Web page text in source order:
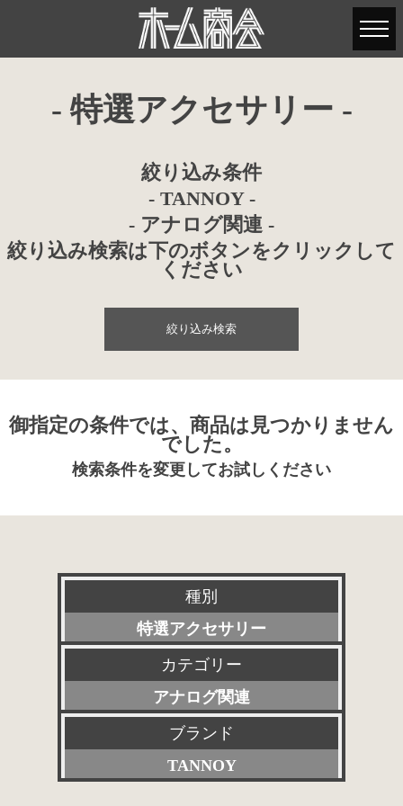
- 特選アクセサリー -
絞り込み条件
- TANNOY -
- アナログ関連 -
絞り込み検索は下のボタンをクリックして
ください
絞り込み検索
御指定の条件では、商品は見つかりません
でした。
検索条件を変更してお試しください
種別
特選アクセサリー
新品
委託販売品
特価品
その他委託販売品
カテゴリー
アナログ関連
すべて
プリアンプ
ブランド
TANNOY